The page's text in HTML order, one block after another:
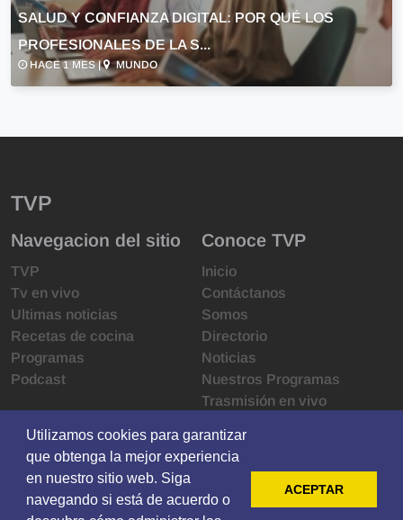
SALUD Y CONFIANZA DIGITAL: POR QUÉ LOS
PROFESIONALES DE LA S...
HACE 1 MES | MUNDO
TVP
Navegacion del sitio
TVP
Tv en vivo
Ultimas noticias
Recetas de cocina
Programas
Podcast
Conoce TVP
Inicio
Contáctanos
Somos
Directorio
Noticias
Nuestros Programas
Trasmisión en vivo
Derechos de las audiencias
Código de ética
Redes sociales
Utilizamos cookies para garantizar
que obtenga la mejor experiencia
en nuestro sitio web. Siga
navegando si está de acuerdo o
ACEPTAR
Utilizamos cookies para garantizar
que obtenga la mejor experiencia
en nuestro sitio web. Siga
navegando si está de acuerdo o
ACEPTAR